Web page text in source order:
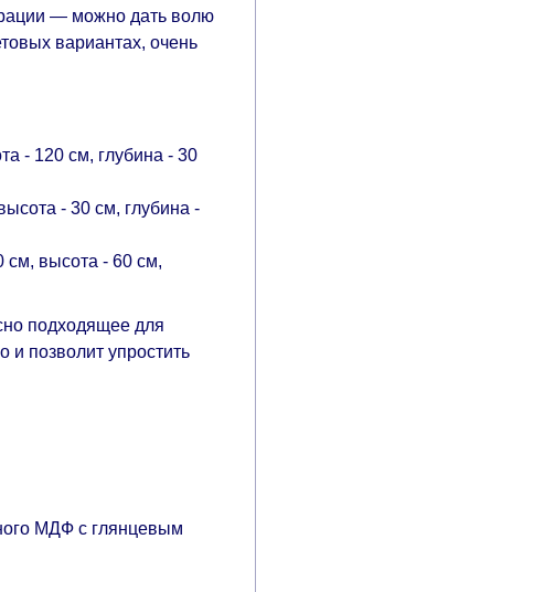
— можно дать волю
вариантах, очень
- 120 см, глубина - 30
- 30 см, глубина -
см, высота - 60 см,
подходящее для
и позволит упростить
МДФ с глянцевым